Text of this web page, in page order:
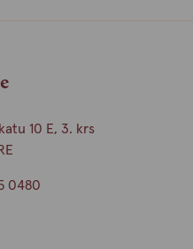
10 E, 3. krs
0480